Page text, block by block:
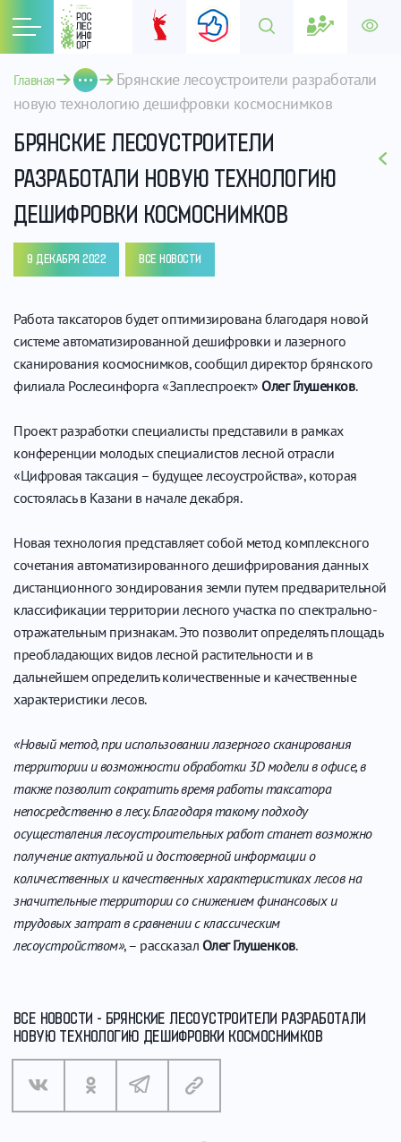
Главная
Брянские лесоустроители разработали
новую технологию дешифровки космоснимков
БРЯНСКИЕ ЛЕСОУСТРОИТЕЛИ
РАЗРАБОТАЛИ НОВУЮ ТЕХНОЛОГИЮ
ДЕШИФРОВКИ КОСМОСНИМКОВ
9 ДЕКАБРЯ 2022 ВСЕ НОВОСТИ
Работа таксаторов будет оптимизирована благодаря новой
системе автоматизированной дешифровки и лазерного
сканирования космоснимков, сообщил директор брянского
филиала Рослесинфорга «Заплеспроект» Олег Глушенков.
Проект разработки специалисты представили в рамках
конференции молодых специалистов лесной отрасли
«Цифровая таксация – будущее лесоустройства», которая
состоялась в Казани в начале декабря.
Новая технология представляет собой метод комплексного
сочетания автоматизированного дешифрирования данных
дистанционного зондирования земли путем предварительной
классификации территории лесного участка по спектрально-
отражательным признакам. Это позволит определять площадь
преобладающих видов лесной растительности и в
дальнейшем определить количественные и качественные
характеристики лесов.
«Новый метод, при использовании лазерного сканирования
территории и возможности обработки 3D модели в офисе, в
также позволит сократить время работы таксатора
непосредственно в лесу. Благодаря такому подходу
осуществления лесоустроительных работ станет возможно
получение актуальной и достоверной информации о
количественных и качественных характеристиках лесов на
значительные территории со снижением финансовых и
трудовых затрат в сравнении с классическим
лесоустройством», – рассказал Олег Глушенков.
ВСЕ НОВОСТИ - БРЯНСКИЕ ЛЕСОУСТРОИТЕЛИ РАЗРАБОТАЛИ
НОВУЮ ТЕХНОЛОГИЮ ДЕШИФРОВКИ КОСМОСНИМКОВ